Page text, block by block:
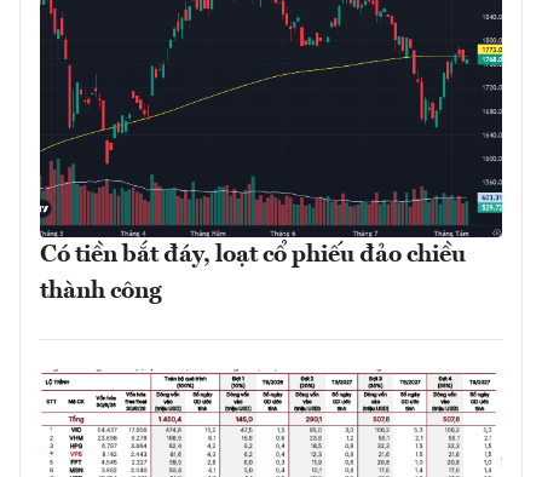
Có tiền bắt đáy, loạt cổ phiếu đảo chiều
thành công